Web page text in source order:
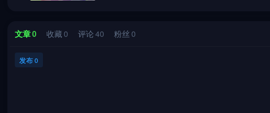
文章0 收藏0 评论40 粉丝0
发布0